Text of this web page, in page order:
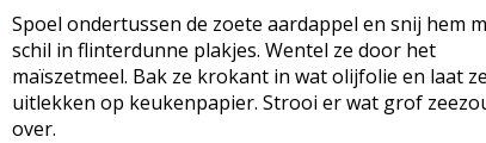
Spoel ondertussen de zoete aardappel en snij hem
schil in flinterdunne plakjes. Wentel ze door het
maïszetmeel. Bak ze krokant in wat olijfolie en laat
uitlekken op keukenpapier. Strooi er wat grof
over.